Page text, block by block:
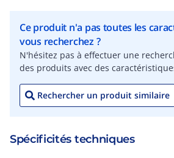
Ce produit n'a pas toutes les
vous recherchez ?
N'hésitez pas à effectuer une
des produits avec des
Rechercher un produit similaire
Spécificités techniques